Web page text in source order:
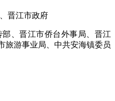
晋江市政府
、晋江市侨台外事局、晋江
旅游事业局、中共安海镇委员